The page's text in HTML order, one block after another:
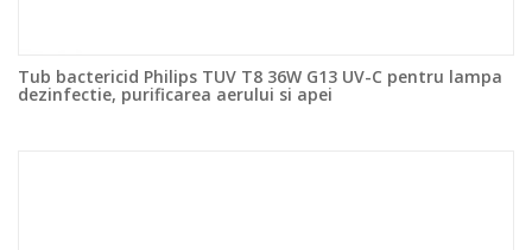
Tub bactericid Philips TUV T8 36W G13 UV-C pentru lampa
dezinfectie, purificarea aerului si apei